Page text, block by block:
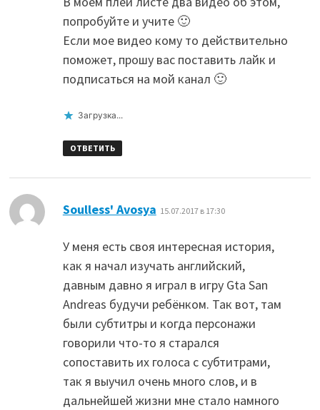
попробуйте и учите 🙂
Если мое видео кому то действительно
поможет, прошу вас поставить лайк и
подписаться на мой канал 🙂
Загрузка...
ОТВЕТИТЬ
Soulless' Avosya 15.07.2017 в 17:30
У меня есть своя интересная история,
как я начал изучать английский,
давным давно я играл в игру Gta San
Andreas будучи ребёнком. Так вот, там
были субтитры и когда персонажи
говорили что-то я старался
сопоставить их голоса с субтитрами,
так я выучил очень много слов, и в
дальнейшей жизни мне стало намного